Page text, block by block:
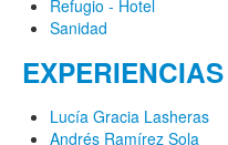
Refugio - Hotel
Sanidad
EXPERIENCIAS
Lucía Gracia Lasheras
Andrés Ramírez Sola